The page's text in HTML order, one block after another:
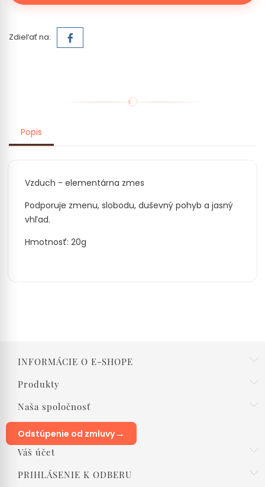
Zdieľať na:
Popis
Vzduch - elementárna zmes
Podporuje zmenu, slobodu, duševný pohyb a jasný
vhľad.
Hmotnosť: 20g
INFORMÁCIE O E-SHOPE
Produkty
Naša spoločnosť
Odstúpenie od zmluvy→
Váš účet
PRIHLÁSENIE K ODBERU